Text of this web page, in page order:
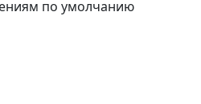
по умолчанию